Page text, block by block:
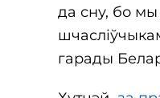
да сну, бо мы
гарады